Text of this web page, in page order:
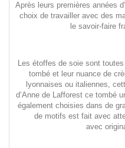
Après leurs premières années
choix de travailler avec des
le savoir-faire
Les étoffes de soie sont
tombé et leur nuance de
lyonnaises ou italiennes,
d’Anne de Lafforest ce tombé
également choisies dans de
de motifs est fait avec
avec